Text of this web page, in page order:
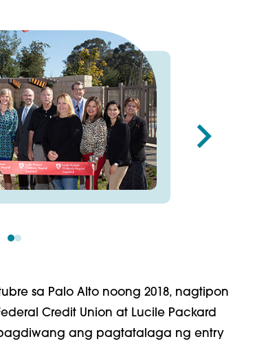
sa Palo Alto noong 2018, nagtipon
Credit Union at Lucile Packard
ang pagtatalaga ng entry